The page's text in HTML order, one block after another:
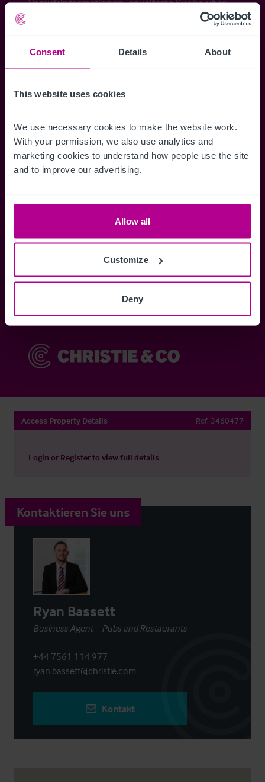
Consent Details About
This website uses cookies
We use necessary cookies to make the website work.
With your permission, we also use analytics and
marketing cookies to understand how people use the site
and to improve our advertising.
Allow all
Customize
Deny
Benachrichtigungen für neuen Objekten zu
erhalten.
Zugriff auf alle
Informationen
Erhalten Sie Zugriff auf alle
Mitglieder.
Speichern
und einfach
Anmelden
Sie haben bereits ein Konto? Jetzt anmelden
Access Property Details Ref: 3460477
Login or Registerto view full details
Kontaktieren Sie uns
Ryan Bassett
Business Agent – Pubs and Restaurants
+44 7561 114 977
ryan.bassett@christie.com
Kontakt